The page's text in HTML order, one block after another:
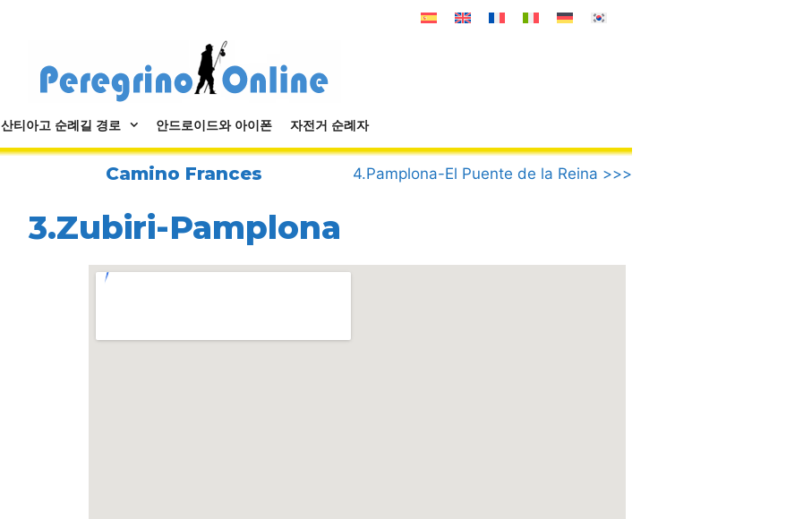
산티아고 순례길 경로 안드로이드와 아이폰 자전거 순례자
Camino Frances 4.Pamplona-El Puente de la Reina >>>
3.Zubiri-Pamplona